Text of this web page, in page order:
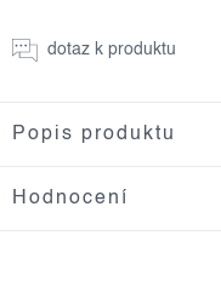
cena:dotaz k produktu
Popis produktu
Hodnocení